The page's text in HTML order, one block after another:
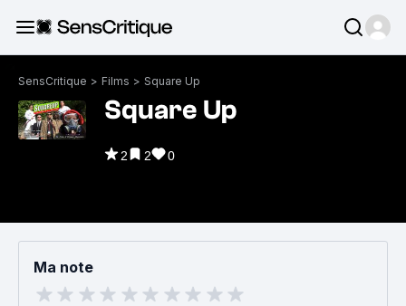
SensCritique > Films > Square Up
Square Up
2 2 0
Ma note